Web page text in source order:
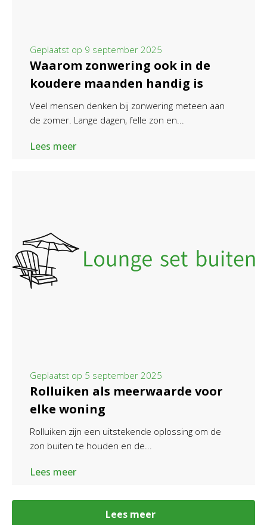
Geplaatst op 9 september 2025
Waarom zonwering ook in de
koudere maanden handig is
Veel mensen denken bij zonwering meteen aan
de zomer. Lange dagen, felle zon en...
Lees meer
Geplaatst op 5 september 2025
Rolluiken als meerwaarde voor
elke woning
Rolluiken zijn een uitstekende oplossing om de
zon buiten te houden en de...
Lees meer
Lees meer